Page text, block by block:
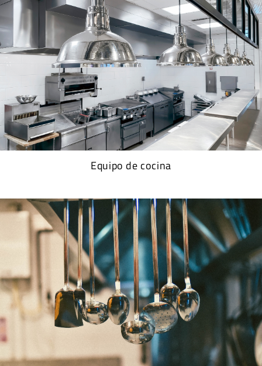
Equipo de cocina